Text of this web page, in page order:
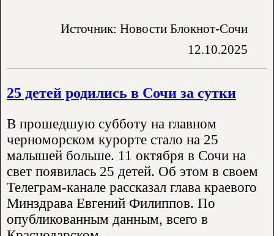
Источник: Новости Блокнот-Сочи
12.10.2025
25 детей родились в Сочи за сутки
В прошедшую субботу на главном
черноморском курорте стало на 25
малышей больше. 11 октября в Сочи на
свет появилась 25 детей. Об этом в своем
Телеграм-канале рассказал глава краевого
Минздрава Евгений Филиппов. По
опубликованным данным, всего в